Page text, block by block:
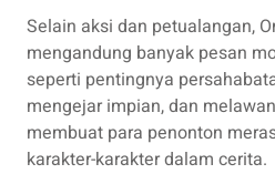
Selain aksi dan petualangan,
mengandung banyak pesan
seperti pentingnya
mengejar impian, dan
membuat para penonton
karakter-karakter dalam cerita.